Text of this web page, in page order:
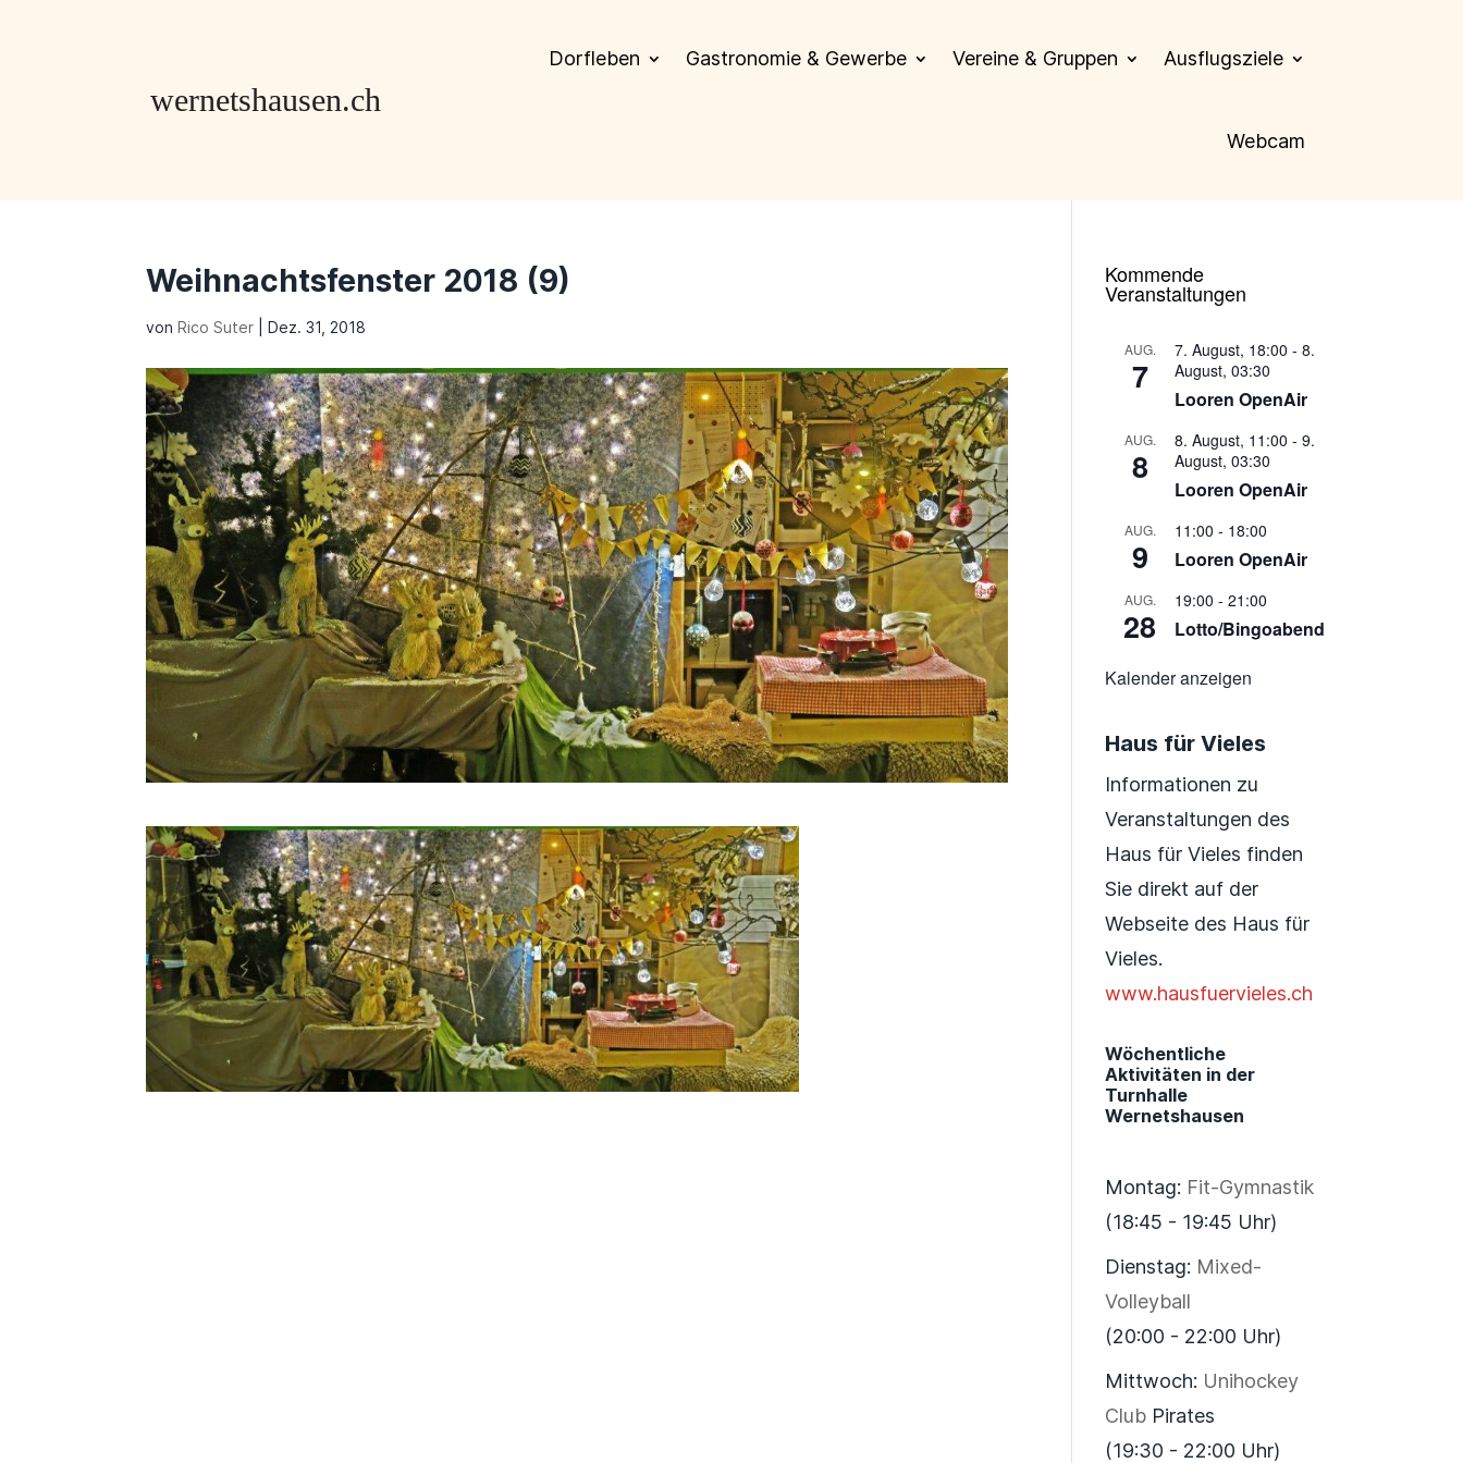
Dorfleben Gastronomie & Gewerbe Vereine & Gruppen Ausflugsziele
Webcam
Weihnachtsfenster 2018 (9)
vonRico Suter |Dez. 31, 2018
Kommende
Veranstaltungen
AUG.
7
7. August, 18:00 -8.
August, 03:30
Looren OpenAir
AUG.
8
8. August, 11:00 -9.
August, 03:30
Looren OpenAir
AUG.
9
11:00 - 18:00
Looren OpenAir
AUG.
28
19:00 -21:00
Lotto/Bingoabend
Kalender anzeigen
Haus für Vieles
Informationen zu
Veranstaltungen des
Haus für Vieles finden
Sie direkt auf der
Webseite des Haus für
Vieles.
www.hausfuervieles.ch
Wöchentliche
Aktivitäten in der
Turnhalle
Wernetshausen
Montag: Fit-Gymnastik
(18:45 - 19:45 Uhr)
Dienstag: Mixed-
Volleyball
(20:00 - 22:00 Uhr)
Mittwoch: Unihockey
Club Pirates
(19:30 - 22:00 Uhr)